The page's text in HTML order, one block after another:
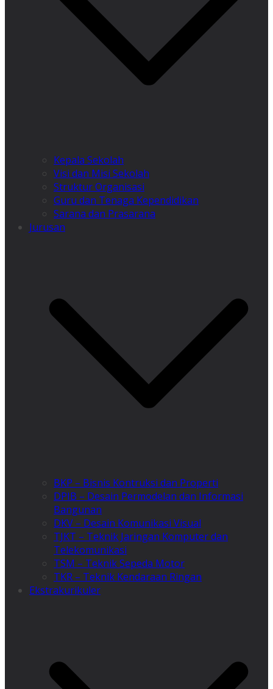
Kepala Sekolah
Visi dan Misi Sekolah
Struktur Organisasi
Guru dan Tenaga Kependidikan
Sarana dan Prasarana
Jurusan
BKP – Bisnis Kontruksi dan Properti
DPIB – Desain Permodelan dan Informasi
Bangunan
DKV – Desain Komunikasi Visual
TJKT – Teknik Jaringan Komputer dan
Telekomunikasi
TSM – Teknik Sepeda Motor
TKR – Teknik Kendaraan Ringan
Ekstrakurikuler